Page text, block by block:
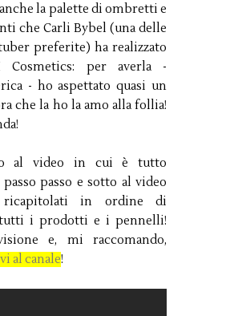
la palette di ombretti e
che Carli Bybel (una delle
preferite) ha realizzato
Cosmetics: per averla -
- ho aspettato quasi un
che la ho la amo alla follia!
al video in cui è tutto
passo e sotto al video
ricapitolati in ordine di
i prodotti e i pennelli!
e, mi raccomando,
al canale!